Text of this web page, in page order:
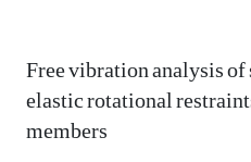
Free vibration analysis
elastic rotational
members